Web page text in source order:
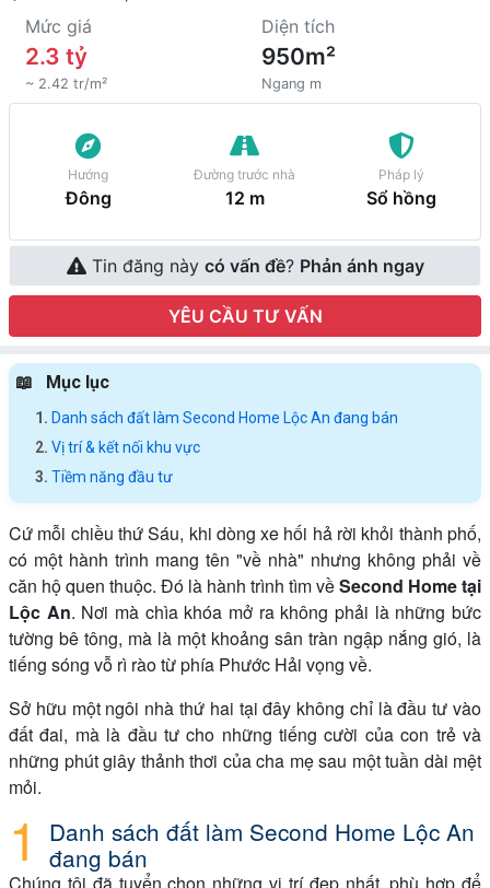
Mức giá
2.3 tỷ
~ 2.42 tr/m²
Diện tích
950m²
Ngang m
Hướng
Đông
Đường trước nhà
12 m
Pháp lý
Sổ hồng
Tin đăng này có vấn đề? Phản ánh ngay
YÊU CẦU TƯ VẤN
Mục lục
Danh sách đất làm Second Home Lộc An đang bán
Vị trí & kết nối khu vực
Tiềm năng đầu tư
Cứ mỗi chiều thứ Sáu, khi dòng xe hối hả rời khỏi thành phố,
có một hành trình mang tên "về nhà" nhưng không phải về
căn hộ quen thuộc. Đó là hành trình tìm vềSecond Home tại
Lộc An. Nơi mà chìa khóa mở ra không phải là những bức
tường bê tông, mà là một khoảng sân tràn ngập nắng gió, là
tiếng sóng vỗ rì rào từ phía Phước Hải vọng về.
Sở hữu một ngôi nhà thứ hai tại đây không chỉ là đầu tư vào
đất đai, mà là đầu tư cho những tiếng cười của con trẻ và
những phút giây thảnh thơi của cha mẹ sau một tuần dài mệt
mỏi.
Danh sách đất làm Second Home Lộc An
đang bán
Chúng tôi đã tuyển chọn những vị trí đẹp nhất, phù hợp để